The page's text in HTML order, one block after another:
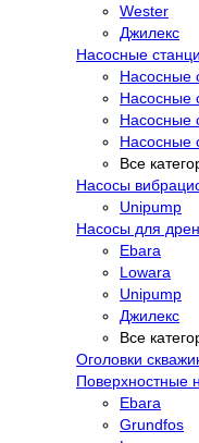
Wester
Джилекс
Насосные
Насосные
Насосные
Насосные
Насосные
Все
Насосы
Unipump
Насосы для
Ebara
Lowara
Unipump
Джилекс
Все
Оголовки
Поверхностные
Ebara
Grundfos